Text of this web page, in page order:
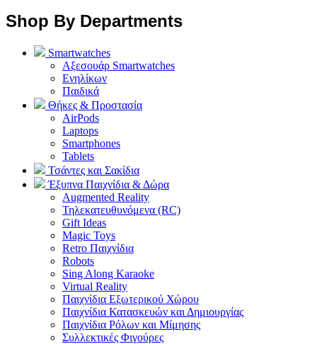
Shop By Departments
Smartwatches
Αξεσουάρ Smartwatches
Ενηλίκων
Παιδικά
Θήκες & Προστασία
AirPods
Laptops
Smartphones
Tablets
Τσάντες και Σακίδια
Έξυπνα Παιχνίδια & Δώρα
Augmented Reality
Τηλεκατευθυνόμενα (RC)
Gift Ideas
Magic Toys
Retro Παιχνίδια
Robots
Sing Along Karaoke
Virtual Reality
Παιχνίδια Εξωτερικού Χώρου
Παιχνίδια Κατασκευών και Δημιουργίας
Παιχνίδια Ρόλων και Μίμησης
Συλλεκτικές Φιγούρες